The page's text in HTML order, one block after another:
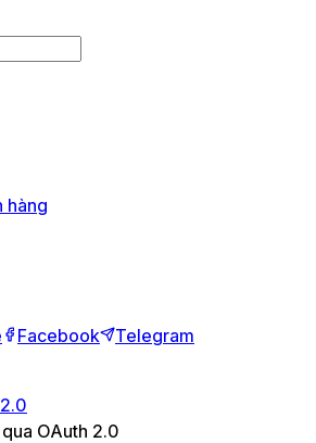
hàng
Facebook
Telegram
OAuth 2.0